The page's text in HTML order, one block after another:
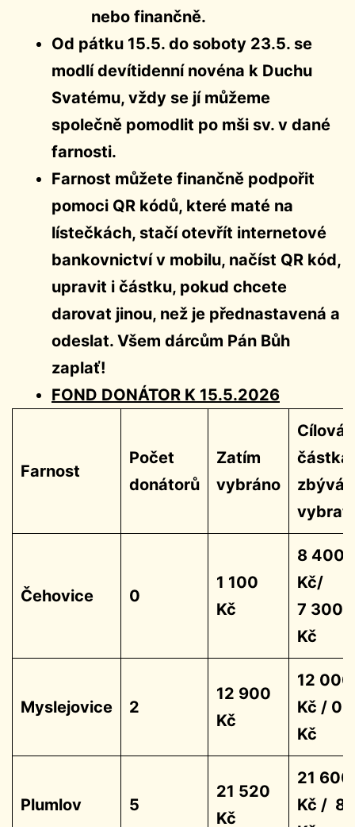
nebo finančně.
Od pátku 15.5. do soboty 23.5. se
modlí devítidenní novéna k Duchu
Svatému, vždy se jí můžeme
společně pomodlit po mši sv. v dané
farnosti.
Farnost můžete finančně podpořit
pomoci QR kódů, které maté na
lístečkách, stačí otevřít internetové
bankovnictví v mobilu, načíst QR kód,
upravit i částku, pokud chcete
darovat jinou, než je přednastavená a
odeslat. Všem dárcům Pán Bůh
zaplať!
FOND DONÁTOR K 15.5.2026
Farnost
Počet
donátorů
Zatím
vybráno
Cílová
zbývá
vybrat
Čehovice 0
1 100
Kč
8 400
Kč/
7 300
Kč
Myslejovice 2
12 900
Kč
12 000
Kč / 0
Kč
Plumlov 5
21 520
Kč
21 600
Kč /